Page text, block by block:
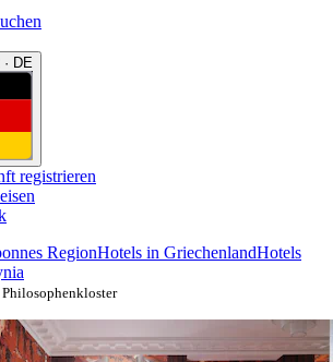
· DE
registrieren
RegionHotels in GriechenlandHotels